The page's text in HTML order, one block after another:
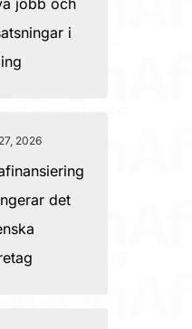
jobb och
i
2026
det